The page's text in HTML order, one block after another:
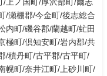
/瀬棚郡/今金町/後志総合
内町/磯谷郡/蘭越町/虻田
極町/倶知安町/岩内郡/共
/積丹町/古平郡/古平町/
幌町/奈井江町/上砂川町/